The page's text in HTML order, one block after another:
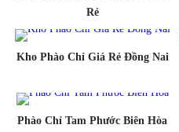
Rẻ
Kho Phào Chỉ Giá Rẻ Đồng Nai
Phào Chỉ Tam Phước Biên Hòa